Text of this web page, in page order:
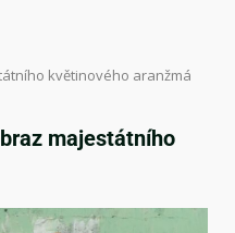
květinového aranžmá
majestátního